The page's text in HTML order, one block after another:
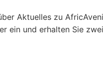
Aktuelles zu
ein und erhalten Sie